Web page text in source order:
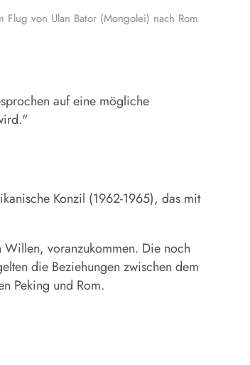
von Ulan Bator (Mongolei) nach Rom
auf eine mögliche
Konzil (1962-1965), das mit
Willen, voranzukommen. Die noch
die Beziehungen zwischen dem
Peking und Rom.